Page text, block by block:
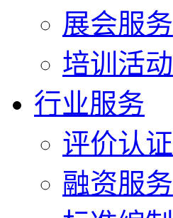
展会服务
培训活动
行业服务
评价认证
融资服务